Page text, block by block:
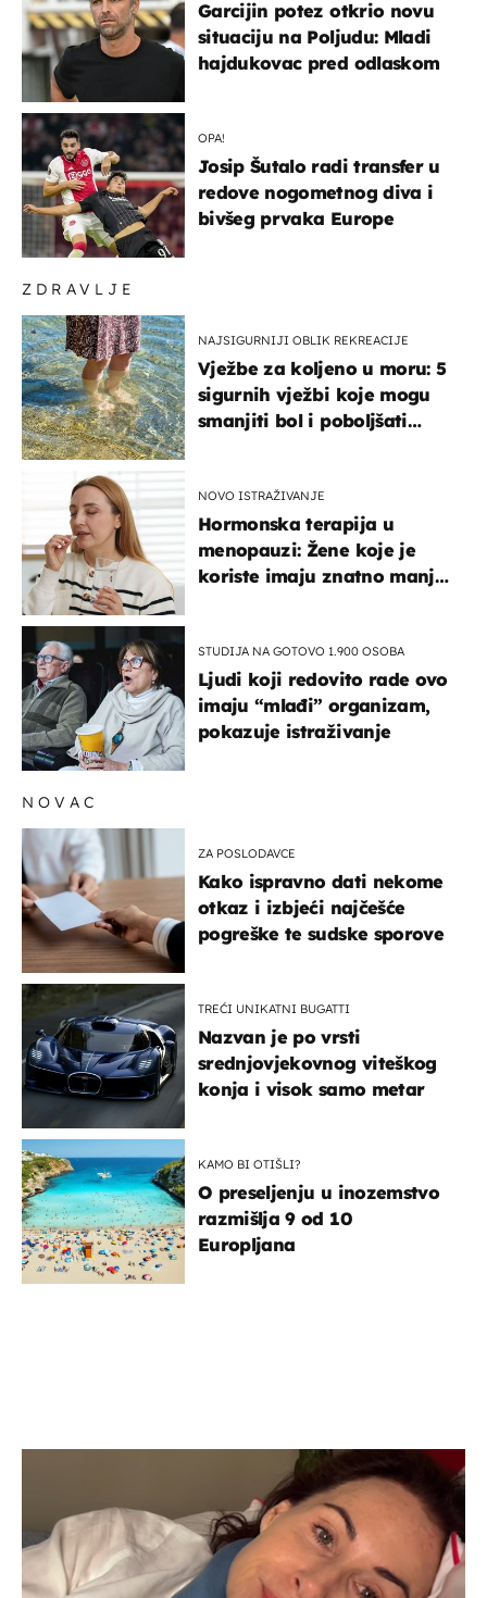
ZDRAVLJE
NAJSIGURNIJI OBLIK REKREACIJE
Vježbe za koljeno u moru: 5
sigurnih vježbi koje mogu
smanjiti bol i poboljšati
NOVO ISTRAŽIVANJE
Hormonska terapija u
menopauzi: Žene koje je
koriste imaju znatno manji
STUDIJA NA GOTOVO 1.900 OSOBA
Ljudi koji redovito rade ovo
imaju “mlađi” organizam,
pokazuje istraživanje
Garcijin potez otkrio novu
situaciju na Poljudu: Mladi
hajdukovac pred odlaskom
OPA!
Josip Šutalo radi transfer u
redove nogometnog diva i
bivšeg prvaka Europe
NOVAC
ZA POSLODAVCE
Kako ispravno dati nekome
otkaz i izbjeći najčešće
pogreške te sudske sporove
TREĆI UNIKATNI BUGATTI
Nazvan je po vrsti
srednjovjekovnog viteškog
konja i visok samo metar
KAMO BI OTIŠLI?
O preseljenju u inozemstvo
razmišlja 9 od 10
Europljana